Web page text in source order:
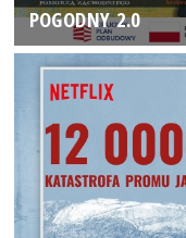
POGODNY 2.0